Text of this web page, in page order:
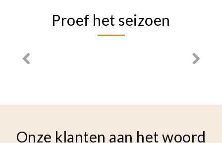
Proef het seizoen
Onze klanten aan het woord